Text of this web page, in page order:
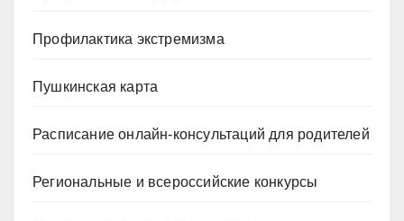
Профилактика экстремизма
Пушкинская карта
Расписание онлайн-консультаций для родителей
Региональные и всероссийские конкурсы